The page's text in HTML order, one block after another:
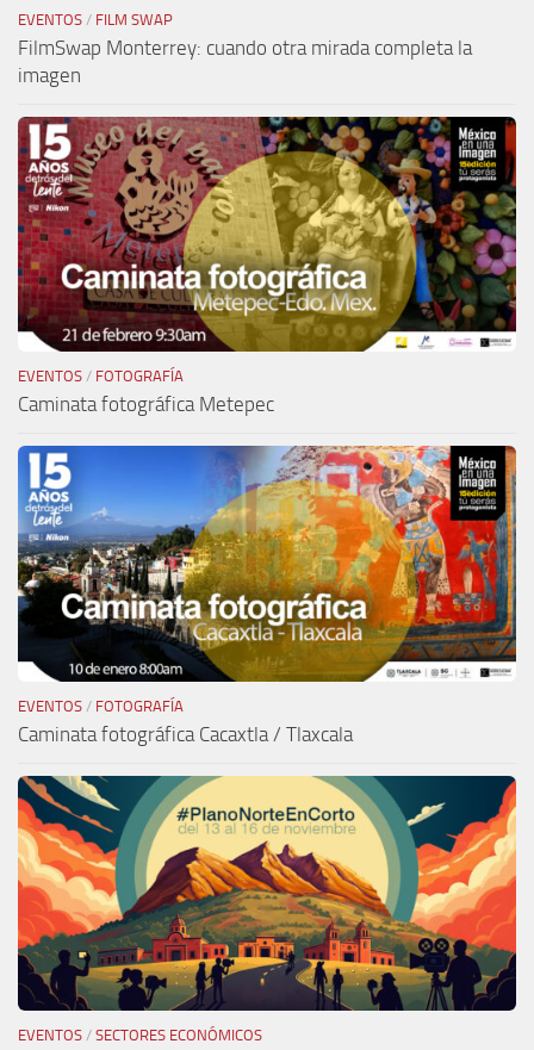
EVENTOS / FILM SWAP
FilmSwap Monterrey: cuando otra mirada completa la
imagen
EVENTOS / FOTOGRAFÍA
Caminata fotográfica Metepec
EVENTOS / FOTOGRAFÍA
Caminata fotográfica Cacaxtla / Tlaxcala
EVENTOS / SECTORES ECONÓMICOS